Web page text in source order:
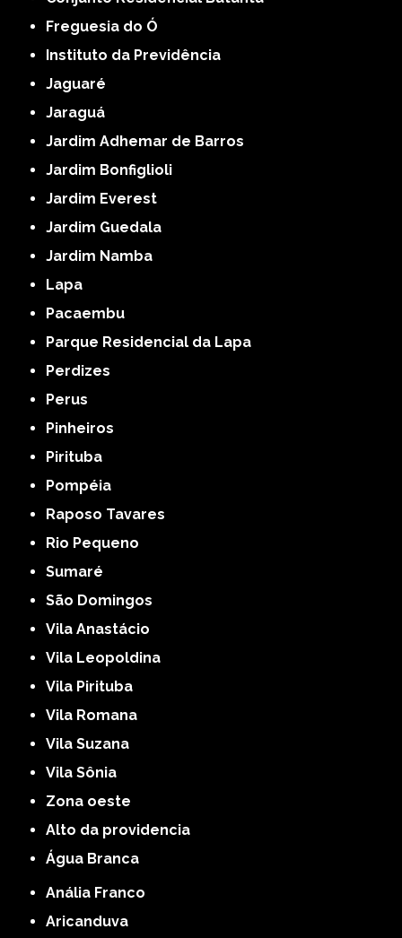
Freguesia do Ó
Instituto da Previdência
Jaguaré
Jaraguá
Jardim Adhemar de Barros
Jardim Bonfiglioli
Jardim Everest
Jardim Guedala
Jardim Namba
Lapa
Pacaembu
Parque Residencial da Lapa
Perdizes
Perus
Pinheiros
Pirituba
Pompéia
Raposo Tavares
Rio Pequeno
Sumaré
São Domingos
Vila Anastácio
Vila Leopoldina
Vila Pirituba
Vila Romana
Vila Suzana
Vila Sônia
Zona oeste
alto da providencia
Água Branca
Anália Franco
Aricanduva